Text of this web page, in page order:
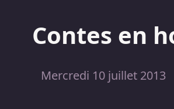
Contes en
Mercredi 10 juillet 2013